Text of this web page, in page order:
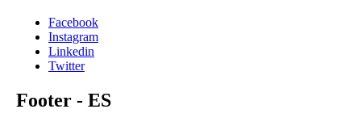
Facebook
Instagram
Linkedin
Twitter
Footer - ES